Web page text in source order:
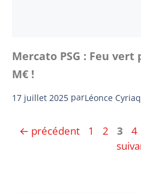
Mercato PSG : Feu vert
M€ !
17 juillet 2025 parLéonce
← précédent Page
1 Page
2 Page
3 4